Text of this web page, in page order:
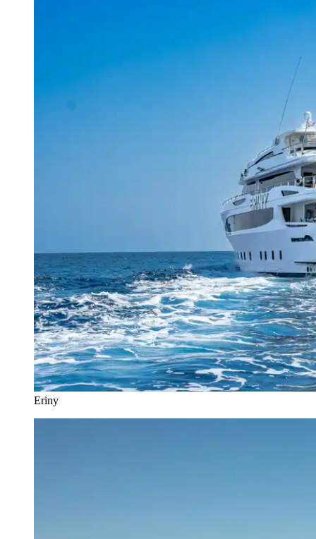
Eriny